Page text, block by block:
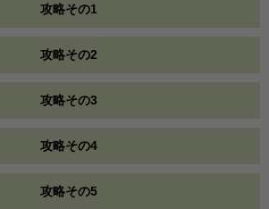
攻略その1
攻略その2
攻略その3
攻略その4
攻略その5